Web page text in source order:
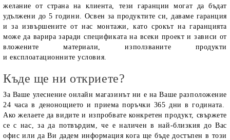
желание от страна на клиента, тези гаранции могат да бъдат
удължени до 5 години. Освен за продуктите си, даваме гаранция
и за извършените от нас монтажи, като срокът на гаранцията
може да варира заради спецификата на всеки проект и зависи от
вложените материали, използваните продукти
и експлоатационните условия.
Къде ще ни откриете?
За Ваше улеснение онлайн магазинът ни е на Ваше разположение
24 часа в денонощието и приема поръчки 365 дни в годината.
Ако желаете да видите и изпробвате конкретен продукт, свържете
се с нас, за да потвърдим, че е наличен в най-близкия до Вас
офис или да Ви дадем информация кога ще бъде достъпен в този